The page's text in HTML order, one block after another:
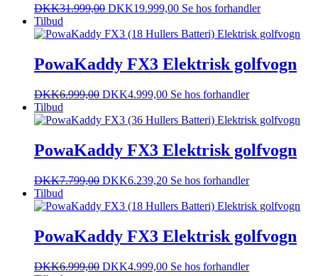
DKK31.999,00 DKK19.999,00 Se hos forhandler
Tilbud
PowaKaddy FX3 Elektrisk golfvogn
DKK6.999,00 DKK4.999,00 Se hos forhandler
Tilbud
PowaKaddy FX3 Elektrisk golfvogn
DKK7.799,00 DKK6.239,20 Se hos forhandler
Tilbud
PowaKaddy FX3 Elektrisk golfvogn
DKK6.999,00 DKK4.999,00 Se hos forhandler